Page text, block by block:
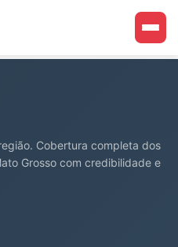
Cobertura completa dos
Grosso com credibilidade e